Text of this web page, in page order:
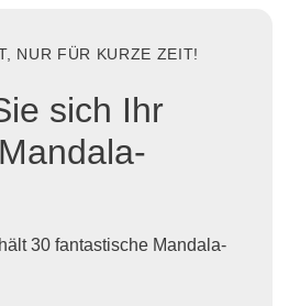
NUR FÜR KURZE ZEIT!
sich Ihr
30 fantastische Mandala-